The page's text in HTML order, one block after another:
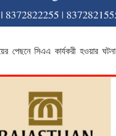
পেছনে সিএএ কার্যকরী হওয়ার ঘটনা